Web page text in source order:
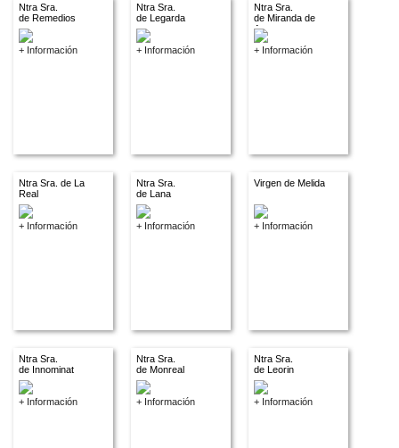
Ntra Sra.
de Remedios
+ Información
Ntra Sra.
de Legarda
+ Información
Ntra Sra.
de Miranda de
Arga
+ Información
Ntra Sra. de La
Real
+ Información
Ntra Sra.
de Lana
+ Información
Virgen de Melida
+ Información
Ntra Sra.
de Innominat
+ Información
Ntra Sra.
de Monreal
+ Información
Ntra Sra.
de Leorin
+ Información